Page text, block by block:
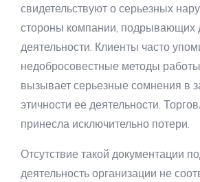
свидетельствуют о серьезных
стороны компании, подрывающих
деятельности. Клиенты часто
недобросовестные методы работы
вызывает серьезные сомнения в
этичности ее деятельности.
принесла исключительно потери.
Отсутствие такой документации
деятельность организации не